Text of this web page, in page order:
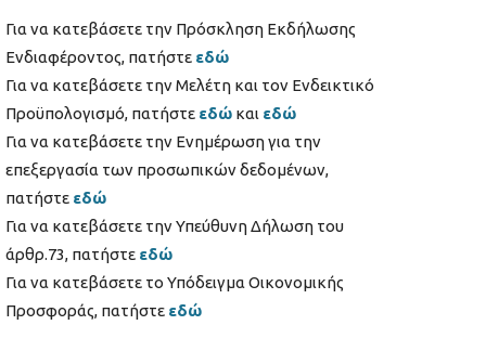
Για να κατεβάσετε την Πρόσκληση Εκδήλωσης
Ενδιαφέροντος, πατήστε εδώ
Για να κατεβάσετε την Μελέτη και τον Ενδεικτικό
Προϋπολογισμό, πατήστε εδώ και εδώ
Για να κατεβάσετε την Ενημέρωση για την
επεξεργασία των προσωπικών δεδομένων,
πατήστε εδώ
Για να κατεβάσετε την Υπεύθυνη Δήλωση του
άρθρ.73, πατήστε εδώ
Για να κατεβάσετε το Υπόδειγμα Οικονομικής
Προσφοράς, πατήστε εδώ